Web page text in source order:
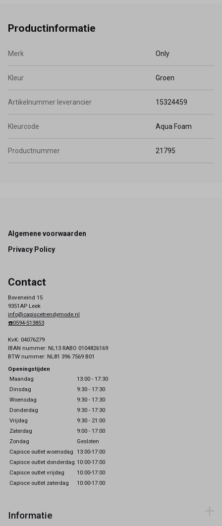
Productinformatie
Merk Only
Kleur Groen
Artikelnummer leverancier 15324459
Kleurcode Aqua Foam
Productnummer 21795
Footer
Algemene voorwaarden
Privacy Policy
Contact
Boveneind 15
9351AP Leek
info@capiscetrendymode.nl
☎️0594-513853
KvK: 04076279
IBAN nummer: NL13 RABO 0104826169
BTW nummer: NL81 396 7569 B01
Openingstijden
Maandag
13:00 - 17:30
Dinsdag
9:30 - 17:30
Woensdag
9:30 - 17:30
Donderdag
9:30 - 17:30
Vrijdag
9:30 - 21:00
Zaterdag
9:00 - 17:00
Zondag
Gesloten
Capisce outlet woensdag 13:00-17:00
Capisce outlet donderdag 10:00-17:00
Capisce outlet vrijdag
10:00-17:00
Capisce outlet zaterdag
10:00-17:00
Informatie